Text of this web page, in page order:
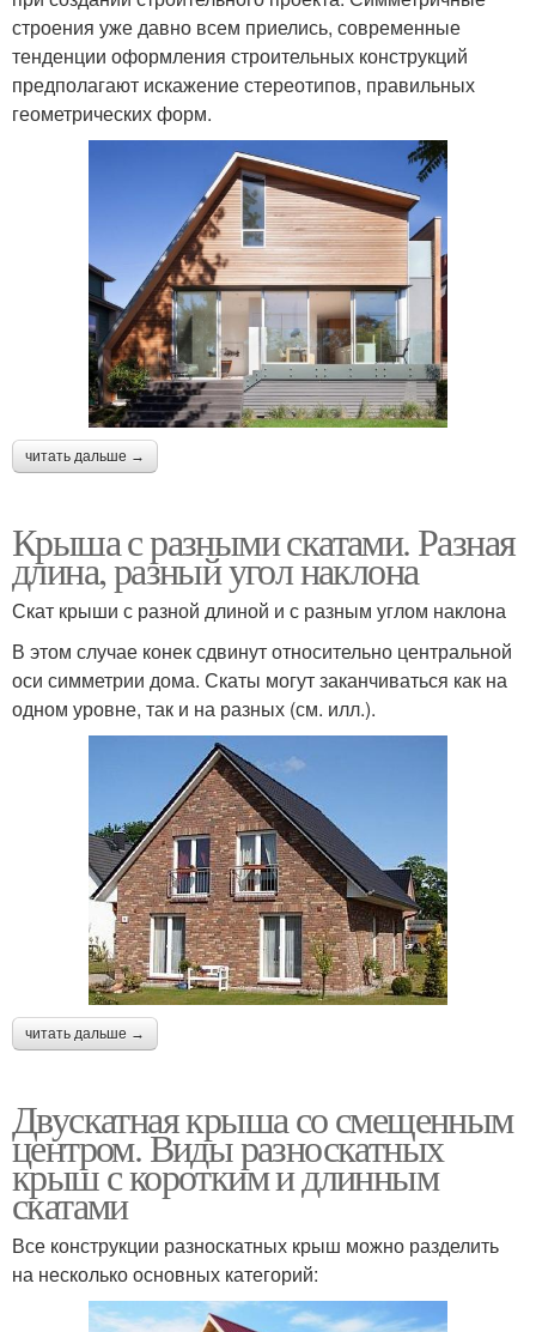
строения уже давно всем приелись, современные
тенденции оформления строительных конструкций
предполагают искажение стереотипов, правильных
геометрических форм.
читать дальше →
Крыша с разными скатами. Разная
длина, разный угол наклона
Скат крыши с разной длиной и с разным углом наклона
В этом случае конек сдвинут относительно центральной
оси симметрии дома. Скаты могут заканчиваться как на
одном уровне, так и на разных (см. илл.).
читать дальше →
Двускатная крыша со смещенным
центром. Виды разноскатных
крыш с коротким и длинным
скатами
Все конструкции разноскатных крыш можно разделить
на несколько основных категорий: